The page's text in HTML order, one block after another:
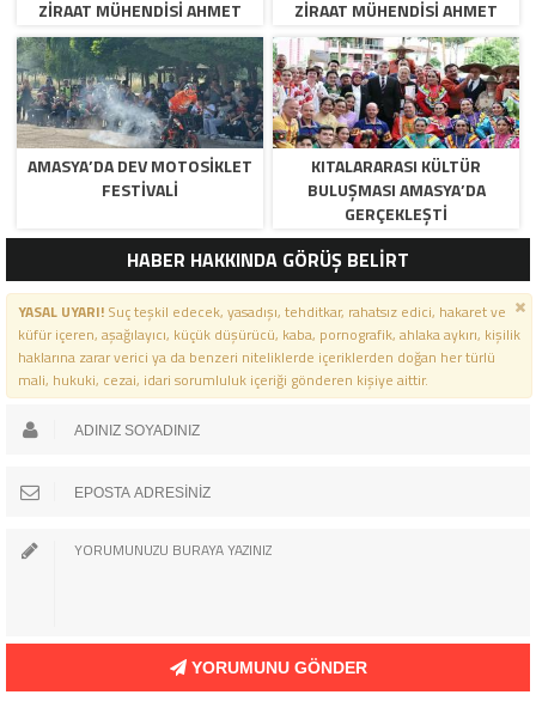
ZIRAAT MÜHENDISI AHMET
ÖZARSLAN’IN MEVLID KANDILI
MESAJI
ZIRAAT MÜHENDISI AHMET
ÖZARSLAN’IN MEVLID KANDILI
MESAJI
AMASYA’DA DEV MOTOSIKLET
FESTIVALI
KITALARARASI KÜLTÜR
BULUŞMASI AMASYA’DA
GERÇEKLEŞTI
HABER HAKKINDA GÖRÜŞ BELİRT
YASAL UYARI!Suç teşkil edecek, yasadışı, tehditkar, rahatsız edici, hakaret ve
küfür içeren, aşağılayıcı, küçük düşürücü, kaba, pornografik, ahlaka aykırı, kişilik
haklarına zarar verici ya da benzeri niteliklerde içeriklerden doğan her türlü
mali, hukuki, cezai, idari sorumluluk içeriği gönderen kişiye aittir.
YORUMUNU GÖNDER